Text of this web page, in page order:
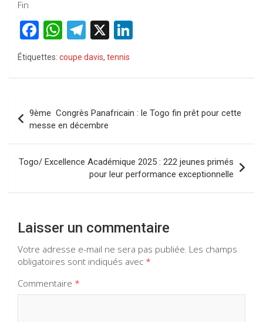
Fin
F
a
o
o
k
W
at
A
p
p
T
el
a
m
X
n
Étiquettes: coupe davis, tennis
de
l’article
9ème Congrès Panafricain : le Togo fin prêt pour cette
messe en décembre
Togo/ Excellence Académique 2025 : 222 jeunes primés
pour leur performance exceptionnelle
Laisser un commentaire
Votre adresse e-mail ne sera pas publiée. Les champs
obligatoires sont indiqués avec *
Commentaire *